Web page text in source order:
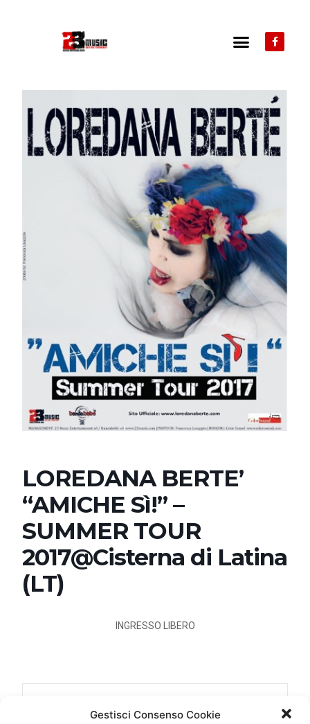
Gestisci Consenso Cookie
LOREDANA BERTE’
“AMICHE Sì!” –
SUMMER TOUR
2017@Cisterna di Latina
(LT)
INGRESSO LIBERO
DATA